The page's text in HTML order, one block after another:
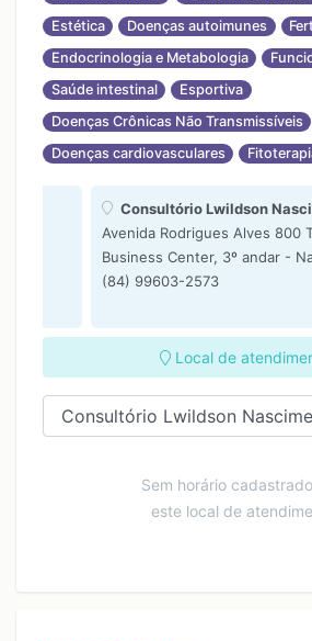
Estética
Doenças autoimunes
Endocrinologia e Metabologia
Saúde intestinal
Esportiva
Doenças Crônicas Não Transmissíveis
Doenças cardiovasculares
Consultório Lwildson
Avenida Rodrigues Alves 800
Business Center, 3º andar -
(84) 99603-2573
Local de
Sem horário
este local de